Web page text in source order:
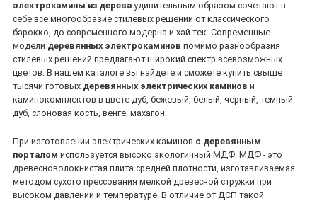
электрокамины из дерева удивительным образом сочетают в
себе все многообразие стилевых решений от классического
барокко, до современного модерна и хай-тек. Современные
модели деревянных электрокаминов помимо разнообразия
стилевых решений предлагают широкий спектр всевозможных
цветов. В нашем каталоге вы найдете и сможете купить свыше
тысячи готовых деревянных электрических каминов и
каминокомплектов в цвете дуб, бежевый, белый, черный, темный
дуб, слоновая кость, венге, махагон.
При изготовлении электрических каминов с деревянным
порталом используется высоко экологичный МДФ. МДФ - это
древесноволокнистая плита средней плотности, изготавливаемая
методом сухого прессования мелкой древесной стружки при
высоком давлении и температуре. В отличие от ДСП такой